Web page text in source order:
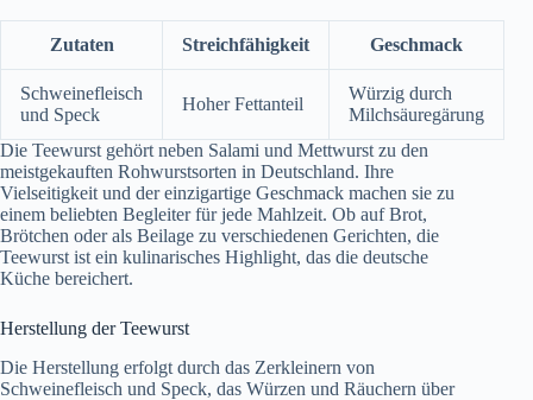
Zutaten Streichfähigkeit Geschmack
Schweinefleisch
und Speck
Hoher Fettanteil
Würzig durch
Milchsäuregärung
Die Teewurst gehört neben Salami und Mettwurst zu den
meistgekauften Rohwurstsorten in Deutschland. Ihre
Vielseitigkeit und der einzigartige Geschmack machen sie zu
einem beliebten Begleiter für jede Mahlzeit. Ob auf Brot,
Brötchen oder als Beilage zu verschiedenen Gerichten, die
Teewurst ist ein kulinarisches Highlight, das die deutsche
Küche bereichert.
Herstellung der Teewurst
Die Herstellung erfolgt durch das Zerkleinern von
Schweinefleisch und Speck, das Würzen und Räuchern über